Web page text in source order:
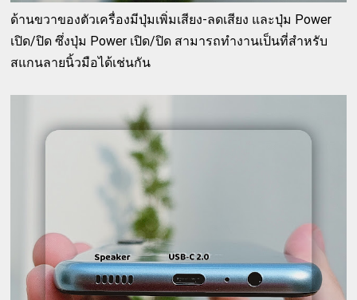
ด้านขวาของตัวเครื่องมีปุ่มเพิ่มเสียง-ลดเสียง และปุ่ม Power
เปิด/ปิด ซึ่งปุ่ม Power เปิด/ปิด สามารถทำงานเป็นที่สำหรับ
สแกนลายนิ้วมือได้เช่นกัน